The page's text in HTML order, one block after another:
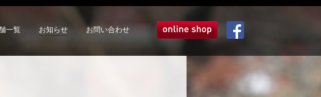
一覧 お知らせ お問い合わせ オンラインショップ